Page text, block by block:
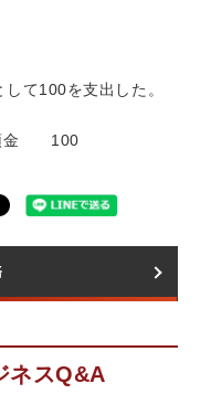
て100を支出した。
金 100
ネスQ&A